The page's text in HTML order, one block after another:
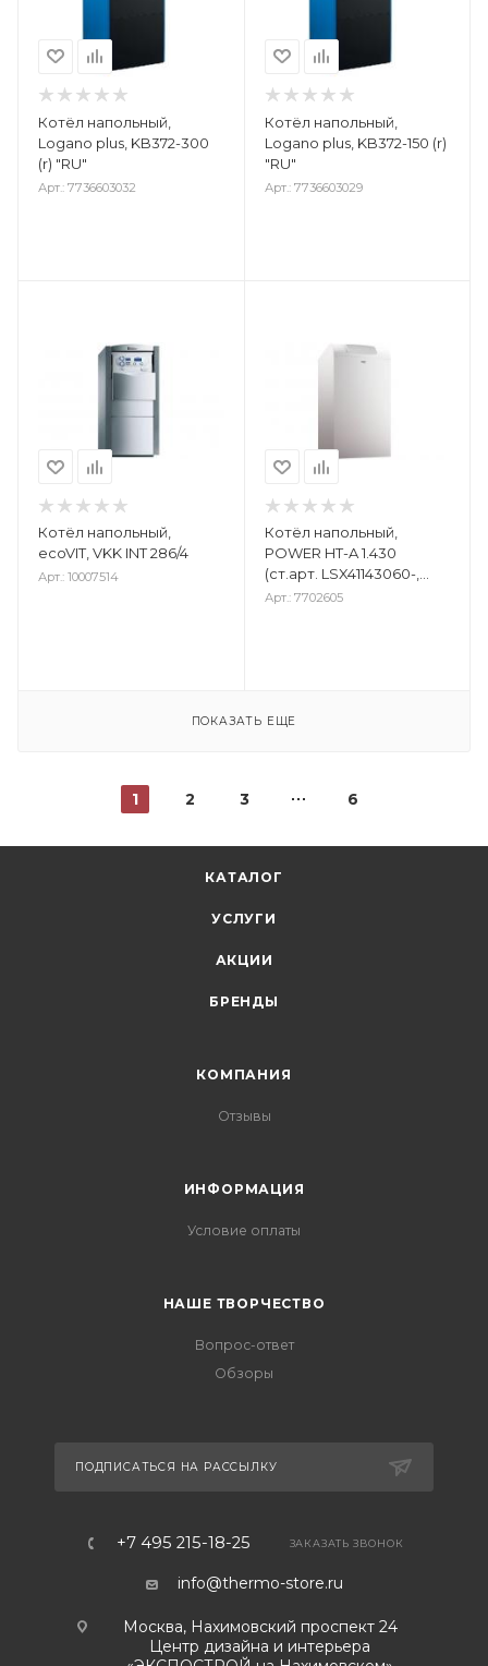
Котёл напольный,
Logano plus, KB372-300
(r) "RU"
Арт.: 7736603032
Котёл напольный,
Logano plus, KB372-150 (r)
"RU"
Арт.: 7736603029
Котёл напольный,
ecoVIT, VKK INT 286/4
Арт.: 10007514
Котёл напольный,
POWER HT-A 1.430
(ст.арт. LSX41143060-,
7686664)
Арт.: 7702605
ПОКАЗАТЬ ЕЩЕ
1 2 3 6
КАТАЛОГ
УСЛУГИ
АКЦИИ
БРЕНДЫ
КОМПАНИЯ
Отзывы
ИНФОРМАЦИЯ
Условие оплаты
НАШЕ ТВОРЧЕСТВО
Вопрос-ответ
Обзоры
ПОДПИСАТЬСЯ НА РАССЫЛКУ
+7 495 215-18-25 ЗАКАЗАТЬ ЗВОНОК
info@thermo-store.ru
Москва, Нахимовский проспект 24
Центр дизайна и интерьера